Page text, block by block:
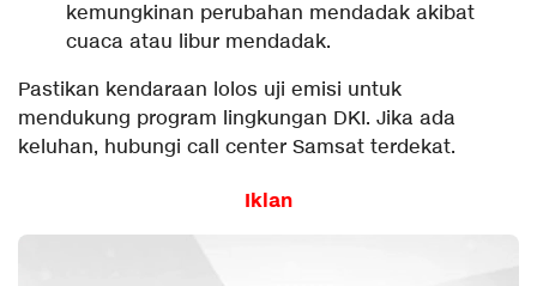
kemungkinan perubahan mendadak akibat
cuaca atau libur mendadak.
Pastikan kendaraan lolos uji emisi untuk
mendukung program lingkungan DKI. Jika ada
keluhan, hubungi call center Samsat terdekat.
Iklan